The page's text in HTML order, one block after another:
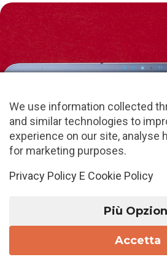
Privacy e Cookie Policy-
FOOD S.r.l. - P. IVA
riproduzione sono
We use information collected
and similar technologies to
experience on our site, analyse
for marketing purposes.
Privacy Policy E Cookie Policy
Più
Accetta